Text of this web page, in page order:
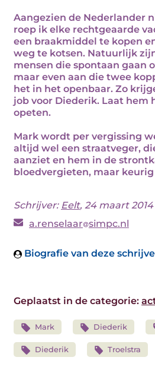
Aangezien de Nederlander
roep ik elke rechtgeaarde
een braakmiddel te kopen
weg te kotsen. Natuurlijk
mensen die spontaan gaan
maar even aan die twee
het in het openbaar. Zo
job voor Diederik. Laat hem
opeten.
Mark wordt per vergissing
altijd wel een straatveger,
aanziet en hem in de
bloedvergieten, maar
Schrijver: Eelt, 24 maart 2014
a.renselaar simpc.nl
Biografie van deze
Geplaatst in de categorie:
Mark Diederik
Diederik Troelstra